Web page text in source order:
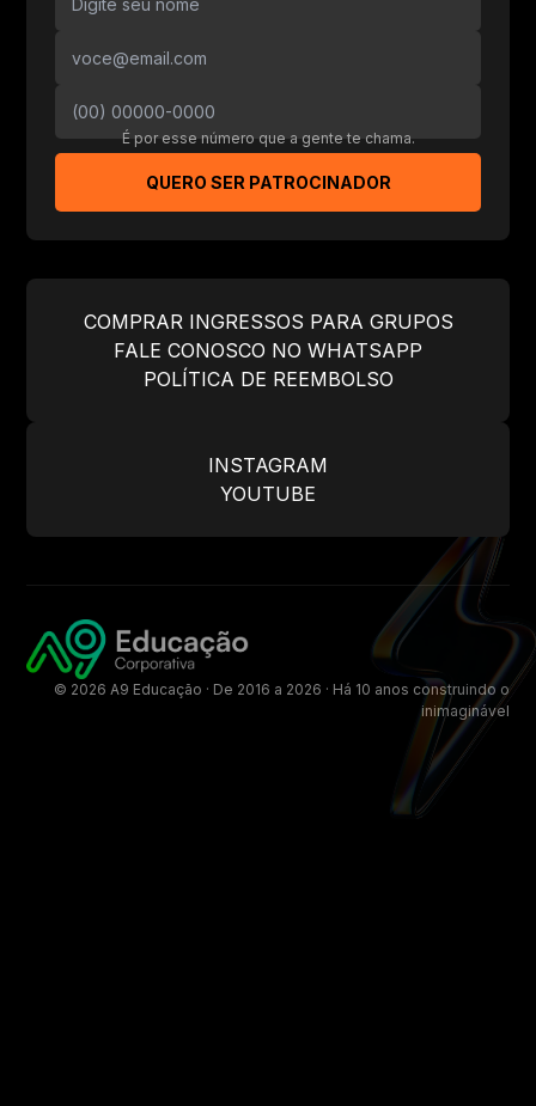
É por esse número que a gente te chama.
QUERO SER PATROCINADOR
COMPRAR INGRESSOS PARA GRUPOS
FALE CONOSCO NO WHATSAPP
POLÍTICA DE REEMBOLSO
INSTAGRAM
YOUTUBE
© 2026 A9 Educação · De 2016 a 2026 · Há 10 anos construindo o
inimaginável